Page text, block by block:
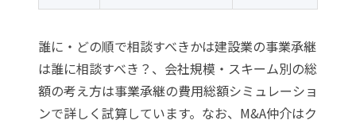
誰に・どの順で相談すべきかは建設業の事業承継
は誰に相談すべき？ 、会社規模・スキーム別の総
額の考え方は事業承継の費用総額シミュレーショ
ンで詳しく試算しています。なお、M&A仲介はク